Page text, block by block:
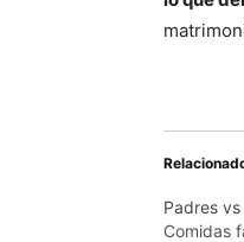
Padres
Comidas